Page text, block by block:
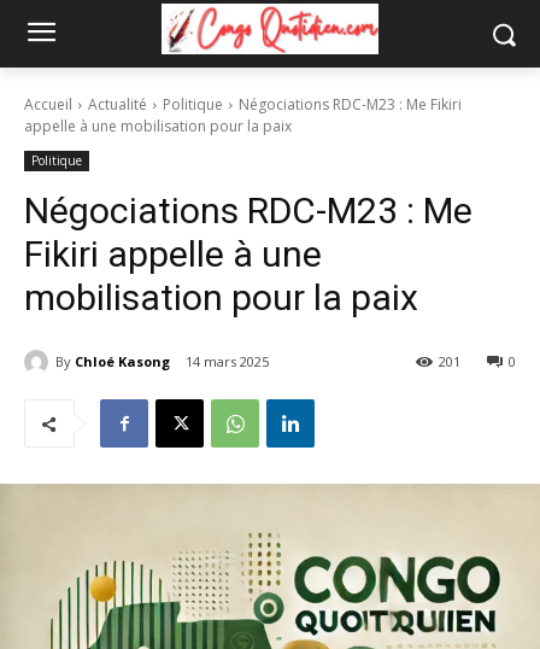
Accueil Actualité Politique
Négociations RDC-M23 : Me Fikiri
appelle à une mobilisation pour la paix
Politique
Négociations RDC-M23 : Me
Fikiri appelle à une
mobilisation pour la paix
By Chloé Kasong 14 mars 2025 0
201